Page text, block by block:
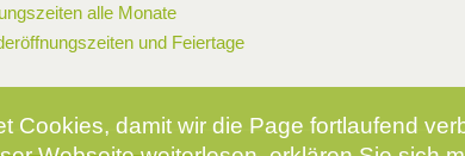
alle Monate
und Feiertage
Cookies, damit wir die Page fortlaufend